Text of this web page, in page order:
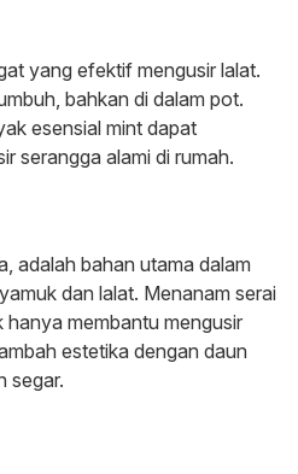
yang efektif mengusir lalat.
bahkan di dalam pot.
esensial mint dapat
serangga alami di rumah.
adalah bahan utama dalam
dan lalat. Menanam serai
membantu mengusir
estetika dengan daun
segar.